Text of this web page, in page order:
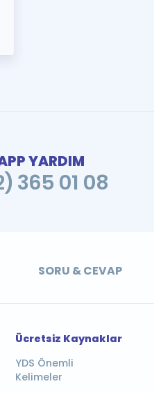
YARDIM
365 01 08
SORU & CEVAP
Ücretsiz Kaynaklar
YDS Önemli
Kelimeler